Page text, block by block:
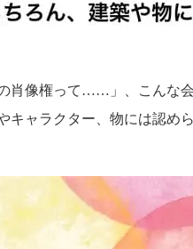
肖像権って……」、こんな
キャラクター、物には認め